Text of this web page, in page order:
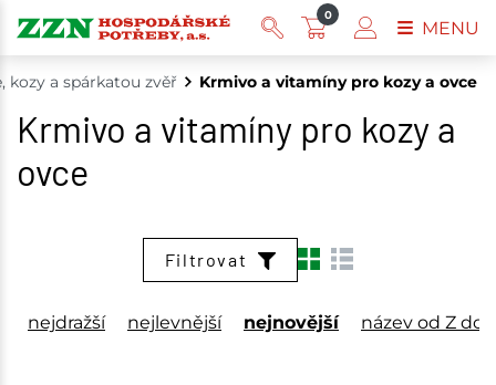
kozy a spárkatou zvěř Krmivo a vitamíny pro kozy a ovce
Krmivo a vitamíny pro kozy a
ovce
Filtrovat
nejdražší nejlevnější nejnovější název od Z do
0
MENU